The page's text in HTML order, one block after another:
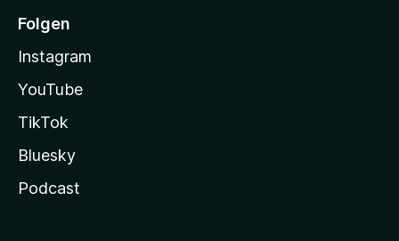
Folgen
Instagram
YouTube
TikTok
Bluesky
Podcast